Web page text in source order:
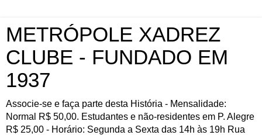
METRÓPOLE XADREZ
CLUBE - FUNDADO EM
1937
Associe-se e faça parte desta História - Mensalidade:
Normal R$ 50,00. Estudantes e não-residentes em P. Alegre
R$ 25,00 - Horário: Segunda a Sexta das 14h às 19h Rua